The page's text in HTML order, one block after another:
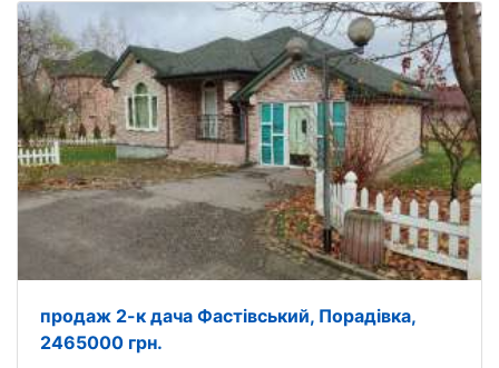
продаж 2-к дача Фастівський, Порадівка,
2465000 грн.